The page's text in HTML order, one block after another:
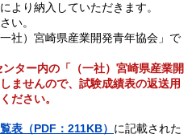
より納入していただきます。
い。
社）宮崎県産業開発青年協会」で
ター内の「（一社）宮崎県産業開
ませんので、試験成績表の返送用
ださい。
表（PDF：211KB） に記載された